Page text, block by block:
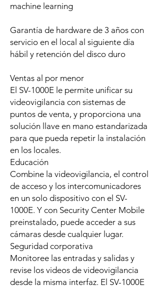
machine learning
Garantía de hardware de 3 años con
servicio en el local al siguiente día
hábil y retención del disco duro
Ventas al por menor
El SV-1000E le permite unificar su
videovigilancia con sistemas de
puntos de venta, y proporciona una
solución llave en mano estandarizada
para que pueda repetir la instalación
en los locales.
Educación
Combine la videovigilancia, el control
de acceso y los intercomunicadores
en un solo dispositivo con el SV-
1000E. Y con Security Center Mobile
preinstalado, puede acceder a sus
cámaras desde cualquier lugar.
Seguridad corporativa
Monitoree las entradas y salidas y
revise los videos de videovigilancia
desde la misma interfaz. El SV-1000E